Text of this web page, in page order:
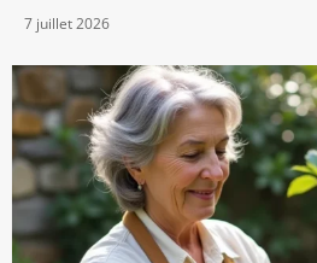
7 juillet 2026